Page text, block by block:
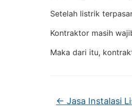
Setelah listrik
Kontraktor masih
Maka dari itu,
← Jasa Instalasi